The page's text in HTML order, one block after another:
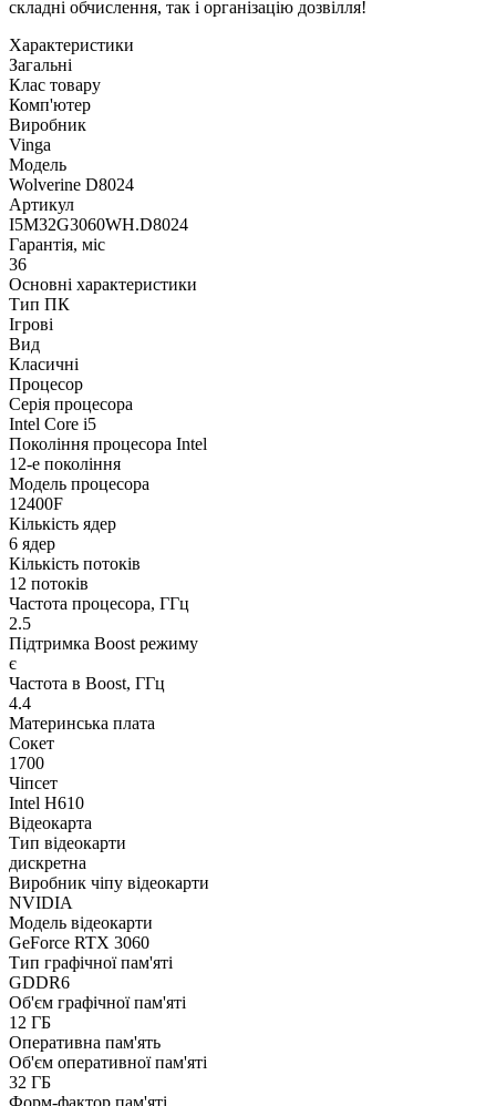
складні обчислення, так і організацію дозвілля!
Характеристики
Загальні
Клас товару
Комп'ютер
Виробник
Vinga
Модель
Wolverine D8024
Артикул
I5M32G3060WH.D8024
Гарантія, міс
36
Основні характеристики
Тип ПК
Ігрові
Вид
Класичні
Процесор
Серія процесора
Intel Core i5
Покоління процесора Intel
12-е покоління
Модель процесора
12400F
Кількість ядер
6 ядер
Кількість потоків
12 потоків
Частота процесора, ГГц
2.5
Підтримка Boost режиму
є
Частота в Boost, ГГц
4.4
Материнська плата
Сокет
1700
Чіпсет
Intel H610
Відеокарта
Тип відеокарти
дискретна
Виробник чіпу відеокарти
NVIDIA
Модель відеокарти
GeForce RTX 3060
Тип графічної пам'яті
GDDR6
Об'єм графічної пам'яті
12 ГБ
Оперативна пам'ять
Об'єм оперативної пам'яті
32 ГБ
Форм-фактор пам'яті